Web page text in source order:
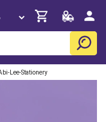
Lee-Stationery